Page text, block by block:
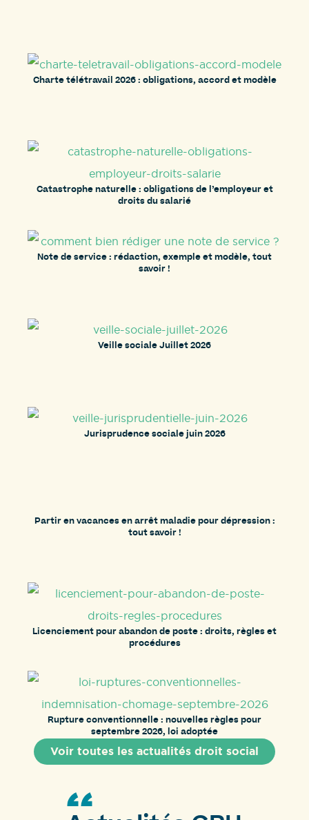
Charte télétravail 2026 : obligations, accord et modèle
Catastrophe naturelle : obligations de l’employeur et
droits du salarié
Note de service : rédaction, exemple et modèle, tout
savoir !
Veille sociale Juillet 2026
Jurisprudence sociale juin 2026
Partir en vacances en arrêt maladie pour dépression :
tout savoir !
Licenciement pour abandon de poste : droits, règles et
procédures
Rupture conventionnelle : nouvelles règles pour
septembre 2026, loi adoptée
Voir toutes les actualités droit social